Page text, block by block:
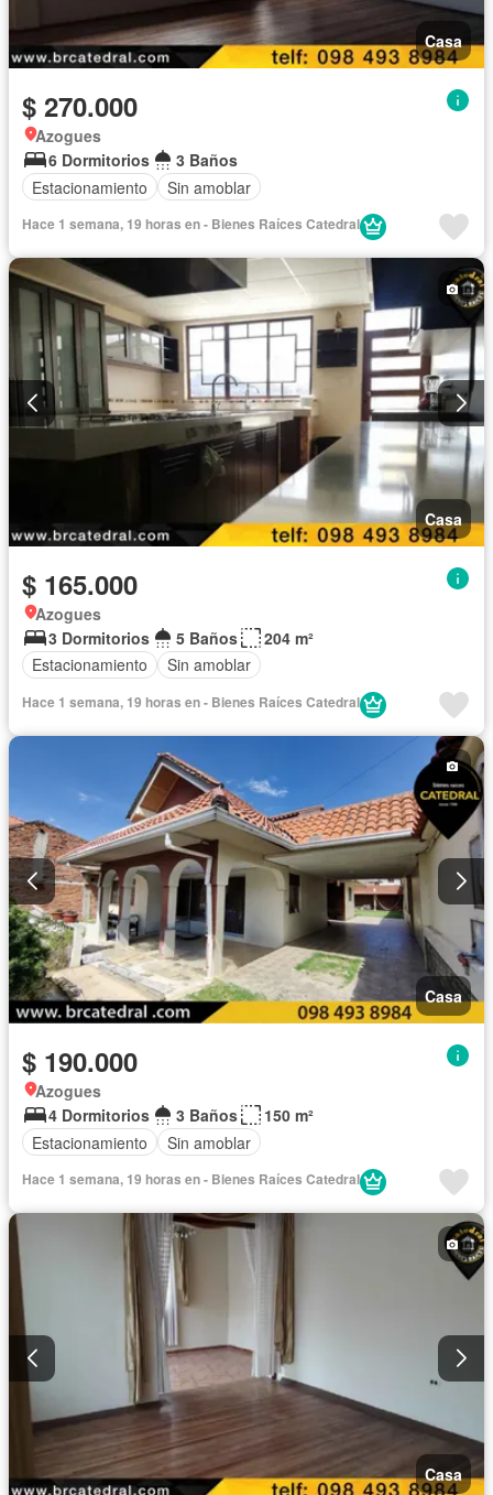
Casa
$ 270.000
Azogues
6 Dormitorios
3 Baños
Estacionamiento
Sin amoblar
Hace 1 semana, 19 horas en - Bienes Raíces Catedral
Casa
$ 165.000
Azogues
3 Dormitorios
5 Baños
204 m²
Estacionamiento
Sin amoblar
Hace 1 semana, 19 horas en - Bienes Raíces Catedral
Casa
$ 190.000
Azogues
4 Dormitorios
3 Baños
150 m²
Estacionamiento
Sin amoblar
Hace 1 semana, 19 horas en - Bienes Raíces Catedral
Casa